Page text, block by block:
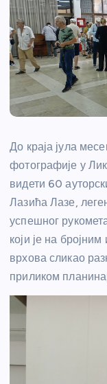
До краја јула
фотографије у
видети 60
Лазића Лазе,
успешног
који је на
врхова сликао
приликом